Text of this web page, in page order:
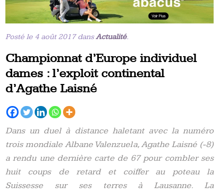
Posté le 4 août 2017 dansActualité.
Championnat d’Europe individuel
dames : l’exploit continental
d’Agathe Laisné
Dans un duel à distance haletant avec la numéro
trois mondiale Albane Valenzuela, Agathe Laisné (-8)
a rendu une dernière carte de 67 pour combler ses
huit coups de retard et coiffer au poteau la
Suissesse sur ses terres à Lausanne. La